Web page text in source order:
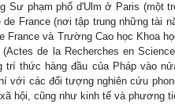
Sư phạm phố d'Ulm ở Paris (một
France (nơi tập trung những tài
France và Trường Cao học Khoa
de la Recherches en
trí thức hàng đầu của Pháp vào
với các đối tượng nghiên cứu
hội, cũng như kinh tế và phương